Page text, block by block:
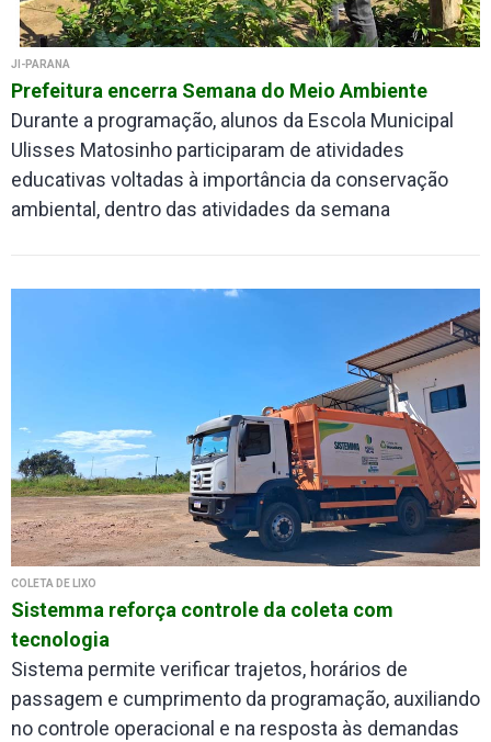
JI-PARANÁ
Prefeitura encerra Semana do Meio Ambiente
Durante a programação, alunos da Escola Municipal
Ulisses Matosinho participaram de atividades
educativas voltadas à importância da conservação
ambiental, dentro das atividades da semana
COLETA DE LIXO
Sistemma reforça controle da coleta com
tecnologia
Sistema permite verificar trajetos, horários de
passagem e cumprimento da programação, auxiliando
no controle operacional e na resposta às demandas